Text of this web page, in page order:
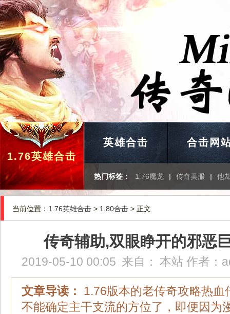
1.76英雄合击
英雄合击 合击网
热门标签： 1.76魔龙 | 传奇美服 | 他
当前位置： 1.76英雄合击 > 1.80合击 > 正文
传奇辅助,双眼睁开的邪恶
2019-05-10 00:05 来自： 本站 作者：
文章导读：
1.76版本的老传奇攻略热血
不能确定主干支流的方位了，即便因为